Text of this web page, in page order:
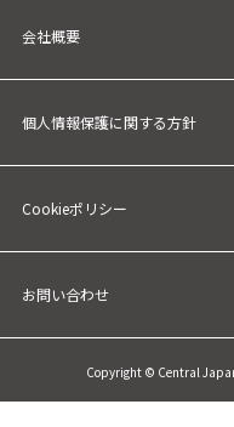
会社概要
個人情報保護に関する方針
Cookieポリシー
お問い合わせ
Copyright © Central